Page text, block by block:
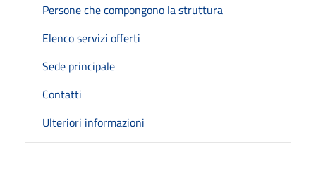
Persone che compongono la struttura
Elenco servizi offerti
Sede principale
Contatti
Ulteriori informazioni